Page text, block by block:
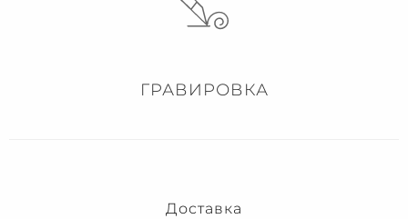
ГРАВИРОВКА
Доставка